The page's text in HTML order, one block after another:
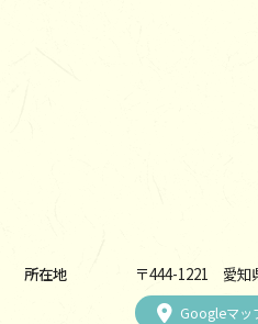
所在地 〒444-1221 愛知
Googleマッ